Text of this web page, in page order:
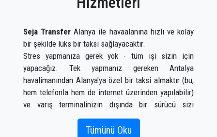
Seja Transfer Alanya ile havaalanına hızlı ve kolay
bir şekilde lüks bir taksi sağlayacaktır.
Stres yapmanıza gerek yok - tüm işi sizin için
yapacağız. Tek yapmanız gereken Antalya
havalimanından Alanya'ya özel bir taksi almaktır (bu,
hem telefonla hem de internet üzerinden yapılabilir)
ve varış terminalinizin dışında bir sürücü sizi
karşıladığında bir tabelada adınız yazılı olarak
karşılayacaktır. uçak gelir.Tümünü Oku